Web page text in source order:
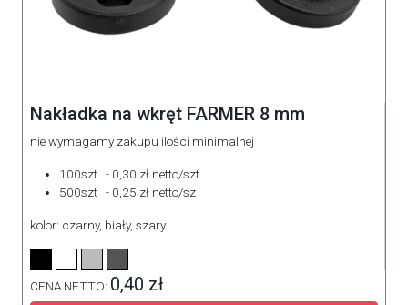
Nakładka na wkręt FARMER 8 mm
nie wymagamy zakupu ilości minimalnej
100szt - 0,30 zł netto/szt
500szt - 0,25 zł netto/sz
kolor: czarny, biały, szary
CENA NETTO: 0,40 zł